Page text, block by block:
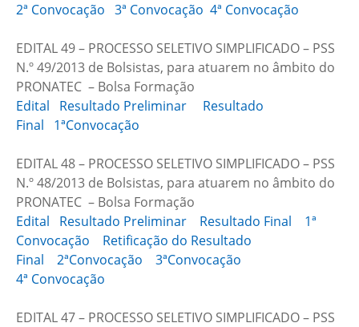
2ª Convocação 3ª Convocação 4ª Convocação
EDITAL 49 – PROCESSO SELETIVO SIMPLIFICADO – PSS
N.º 49/2013 de Bolsistas, para atuarem no âmbito do
PRONATEC – Bolsa Formação
Edital
Resultado Preliminar
Resultado
Final
1ªConvocação
EDITAL 48 – PROCESSO SELETIVO SIMPLIFICADO – PSS
N.º 48/2013 de Bolsistas, para atuarem no âmbito do
PRONATEC – Bolsa Formação
Edital
Resultado Preliminar Resultado Final
1ª
Convocação
Retificação do Resultado
Final
2ªConvocação
3ªConvocação
4ª Convocação
EDITAL 47 – PROCESSO SELETIVO SIMPLIFICADO – PSS